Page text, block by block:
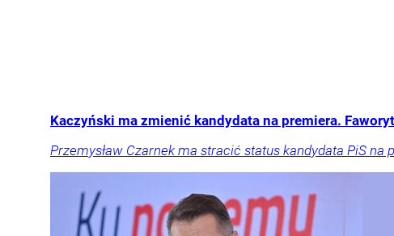
Kaczyński ma zmienić kandydata na premiera.
Przemysław Czarnek ma stracić status kandydata PiS